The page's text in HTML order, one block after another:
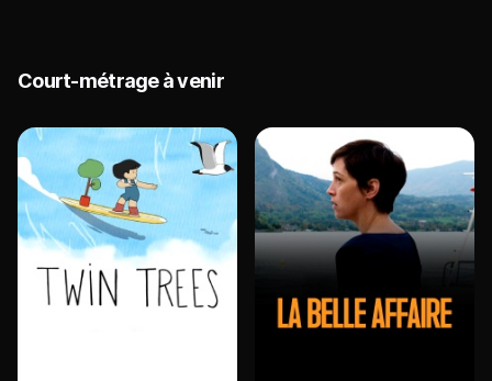
Court-métrage à venir